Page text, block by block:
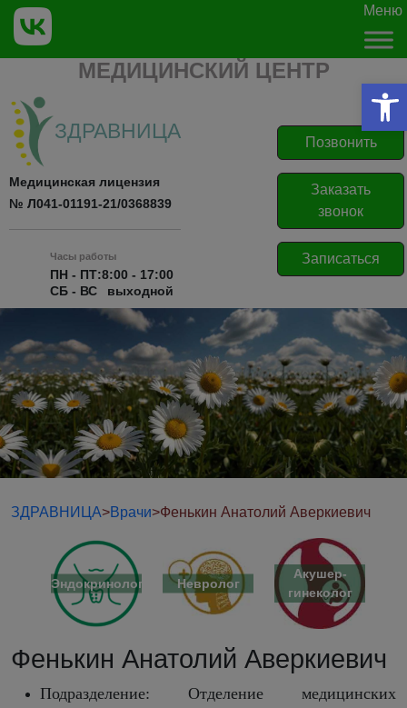
Skip to main content Меню
МЕДИЦИНСКИЙ ЦЕНТР
ЗДРАВНИЦА
Медицинская лицензия
№ Л041-01191-21/0368839
Часы работы
ПН - ПТ:8:00 - 17:00
СБ - ВС
выходной
Позвонить
Заказать
звонок
Записаться
ЗДРАВНИЦА>Врачи>Фенькин Анатолий Аверкиевич
Эндокринолог Невролог
Акушер-
гинеколог
Фенькин Анатолий Аверкиевич
Подразделение: Отделение медицинских